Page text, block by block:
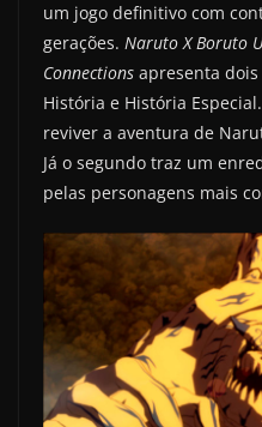
um jogo definitivo com
gerações. Naruto X Boruto
Connections apresenta
História e História
reviver a aventura de
Já o segundo traz um
pelas personagens mais